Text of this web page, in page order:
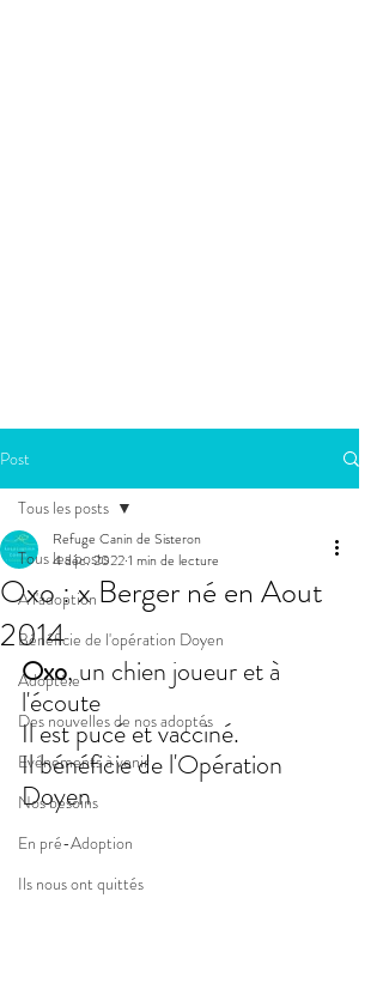
Post
Tous les posts
A l'adoption
Bénéficie de l'opération Doyen
Adopté.e
Des nouvelles de nos adoptés
Evénements à venir
Nos besoins
En pré-Adoption
Ils nous ont quittés
Tous les posts
Oxo : x Berger né en Aout
2014
Refuge Canin de Sisteron
4 déc. 20221 min de lecture
Oxo, un chien joueur et à
l'écoute
Il est pucé et vacciné.
Il bénéficie de l'Opération
Doyen